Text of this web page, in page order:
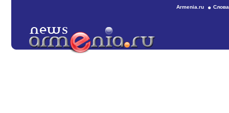
Armenia.ru